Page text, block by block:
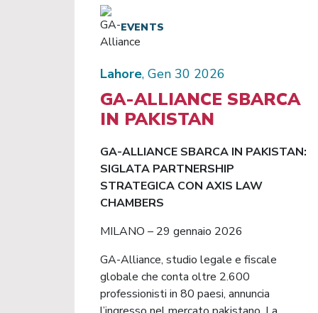
EVENTS
Lahore, Gen 30 2026
GA-ALLIANCE SBARCA
IN PAKISTAN
GA-ALLIANCE SBARCA IN PAKISTAN:
SIGLATA PARTNERSHIP
STRATEGICA CON AXIS LAW
CHAMBERS
MILANO – 29 gennaio 2026
GA-Alliance, studio legale e fiscale
globale che conta oltre 2.600
professionisti in 80 paesi, annuncia